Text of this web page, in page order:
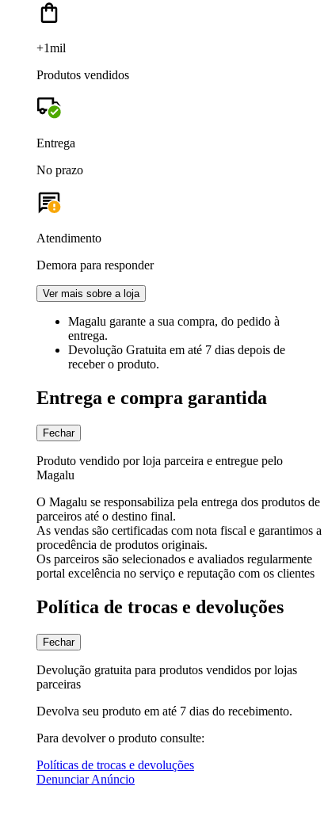
+1mil
Produtos vendidos
Entrega
No prazo
Atendimento
Demora para responder
Ver mais sobre a loja
Magalu garante a sua compra, do pedido à
entrega.
Devolução Gratuita em até 7 dias depois de
receber o produto.
Entrega e compra garantida
Fechar
Produto vendido por loja parceira e entregue pelo
Magalu
O Magalu se responsabiliza pela entrega dos produtos de
parceiros até o destino final.
As vendas são certificadas com nota fiscal e garantimos a
procedência de produtos originais.
Os parceiros são selecionados e avaliados regularmente
portal excelência no serviço e reputação com os clientes
Política de trocas e devoluções
Fechar
Devolução gratuita para produtos vendidos por lojas
parceiras
Devolva seu produto em até 7 dias do recebimento.
Para devolver o produto consulte:
Políticas de trocas e devoluções
Denunciar Anúncio